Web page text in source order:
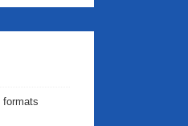
formats